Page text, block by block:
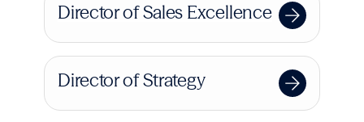
Director of Sales Excellence
Director of Strategy